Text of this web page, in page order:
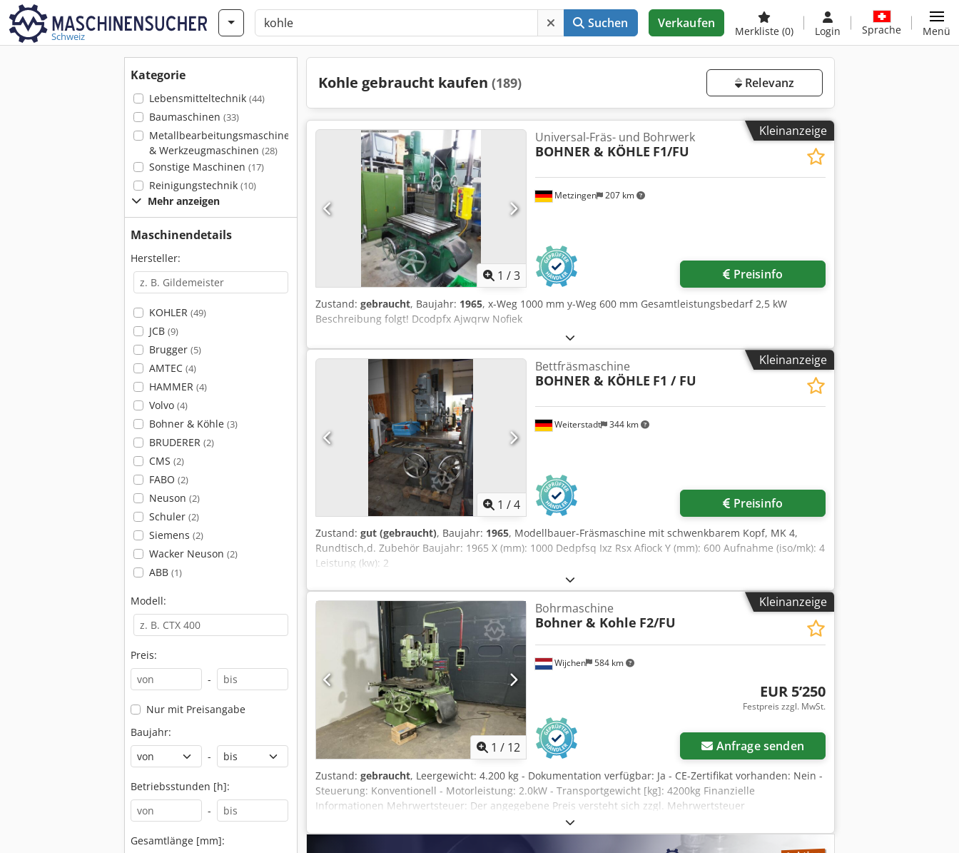
Schweiz
Suchen Verkaufen
Merkliste (0) Login Sprache Menü
Kategorie
Lebensmitteltechnik (44)
Baumaschinen (33)
Metallbearbeitungsmaschinen
& Werkzeugmaschinen (28)
Sonstige Maschinen (17)
Reinigungstechnik (10)
Mehr anzeigen
Maschinendetails
Hersteller:
KOHLER (49)
JCB (9)
Brugger (5)
AMTEC (4)
HAMMER (4)
Volvo (4)
Bohner & Köhle (3)
BRUDERER (2)
CMS (2)
FABO (2)
Neuson (2)
Schuler (2)
Siemens (2)
Wacker Neuson (2)
ABB (1)
Modell:
Preis:
-
Nur mit Preisangabe
Baujahr:
-
Betriebsstunden [h]:
-
Gesamtlänge [mm]:
Kohle gebraucht kaufen (189) Relevanz
Kleinanzeige
1 /3
Metzingen 207 km
Universal-Fräs- und Bohrwerk
BOHNER & KÖHLE F1/FU
Preisinfo
Zustand: gebraucht, Baujahr: 1965, x-Weg 1000 mm y-Weg 600 mm Gesamtleistungsbedarf 2,5 kW
Beschreibung folgt! Dcodpfx Ajwqrw Nofiek
Kleinanzeige
1 /4
Weiterstadt 344 km
Bettfräsmaschine
BOHNER & KÖHLE F1 / FU
Preisinfo
Zustand: gut (gebraucht), Baujahr: 1965, Modellbauer-Fräsmaschine mit schwenkbarem Kopf, MK 4,
Rundtisch,d. Zubehör Baujahr: 1965 X (mm): 1000 Dedpfsq Ixz Rsx Afiock Y (mm): 600 Aufnahme (iso/mk): 4
Leistung (kw): 2
Kleinanzeige
1 / 12
Wijchen 584 km
Bohrmaschine
Bohner & Kohle F2/FU
EUR 5’250
Festpreis zzgl. MwSt.
Anfrage senden
Zustand: gebraucht, Leergewicht: 4.200 kg - Dokumentation verfügbar: Ja - CE-Zertifikat vorhanden: Nein -
Steuerung: Konventionell - Motorleistung: 2.0kW - Transportgewicht [kg]: 4200kg Finanzielle
Informationen Mehrwertsteuer: Der angegebene Preis versteht sich zzgl. Mehrwertsteuer
Mehrwertsteuer/Differenzbesteuerung: Mehrwertsteuer abzugsfähig für Unternehmer Dcodpfxjwnifro
Afiok Lieferung und Inzahlungnahme jederzeit möglich für alles aus dem Industriebereich Lukas van